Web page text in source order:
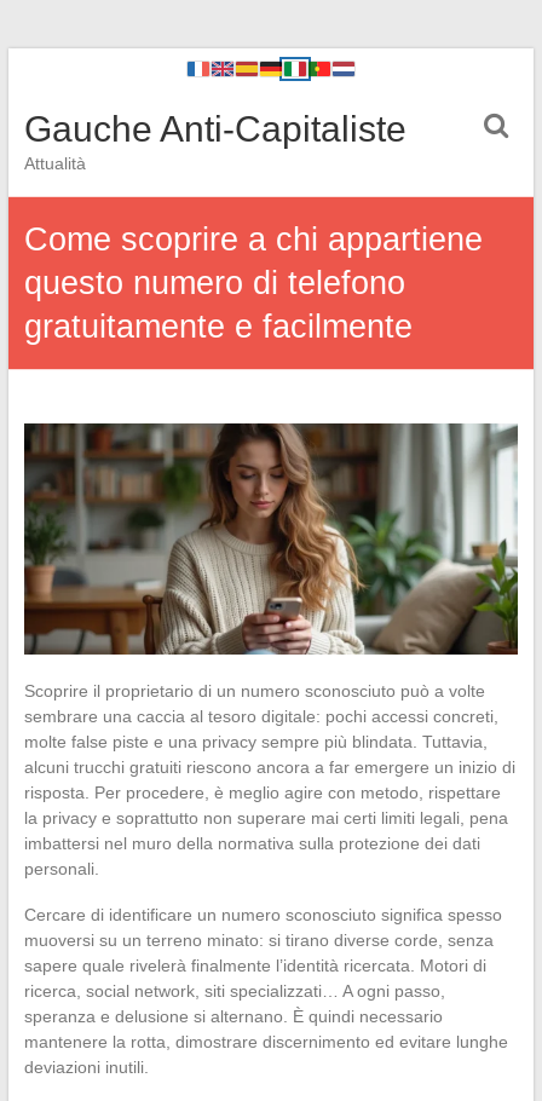
Gauche Anti-Capitaliste
Attualità
Come scoprire a chi appartiene
questo numero di telefono
gratuitamente e facilmente
Scoprire il proprietario di un numero sconosciuto può a volte
sembrare una caccia al tesoro digitale: pochi accessi concreti,
molte false piste e una privacy sempre più blindata. Tuttavia,
alcuni trucchi gratuiti riescono ancora a far emergere un inizio di
risposta. Per procedere, è meglio agire con metodo, rispettare
la privacy e soprattutto non superare mai certi limiti legali, pena
imbattersi nel muro della normativa sulla protezione dei dati
personali.
Cercare di identificare un numero sconosciuto significa spesso
muoversi su un terreno minato: si tirano diverse corde, senza
sapere quale rivelerà finalmente l’identità ricercata. Motori di
ricerca, social network, siti specializzati… A ogni passo,
speranza e delusione si alternano. È quindi necessario
mantenere la rotta, dimostrare discernimento ed evitare lunghe
deviazioni inutili.